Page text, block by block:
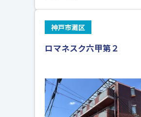
神戸市灘区
ロマネスク六甲第２